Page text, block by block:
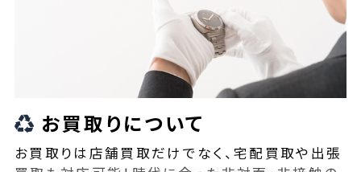
お買取りについて
お買取りは店舗買取だけでなく、宅配買取や出張